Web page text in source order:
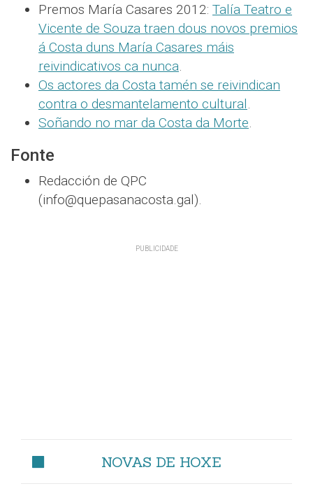
Premos María Casares 2012: Talía Teatro e
Vicente de Souza traen dous novos premios
á Costa duns María Casares máis
reivindicativos ca nunca
Os actores da Costa tamén se reivindican
contra o desmantelamento cultural
Soñando no mar da Costa da Morte
Fonte
Redacción de QPC
(info@quepasanacosta.gal).
NOVAS DE HOXE